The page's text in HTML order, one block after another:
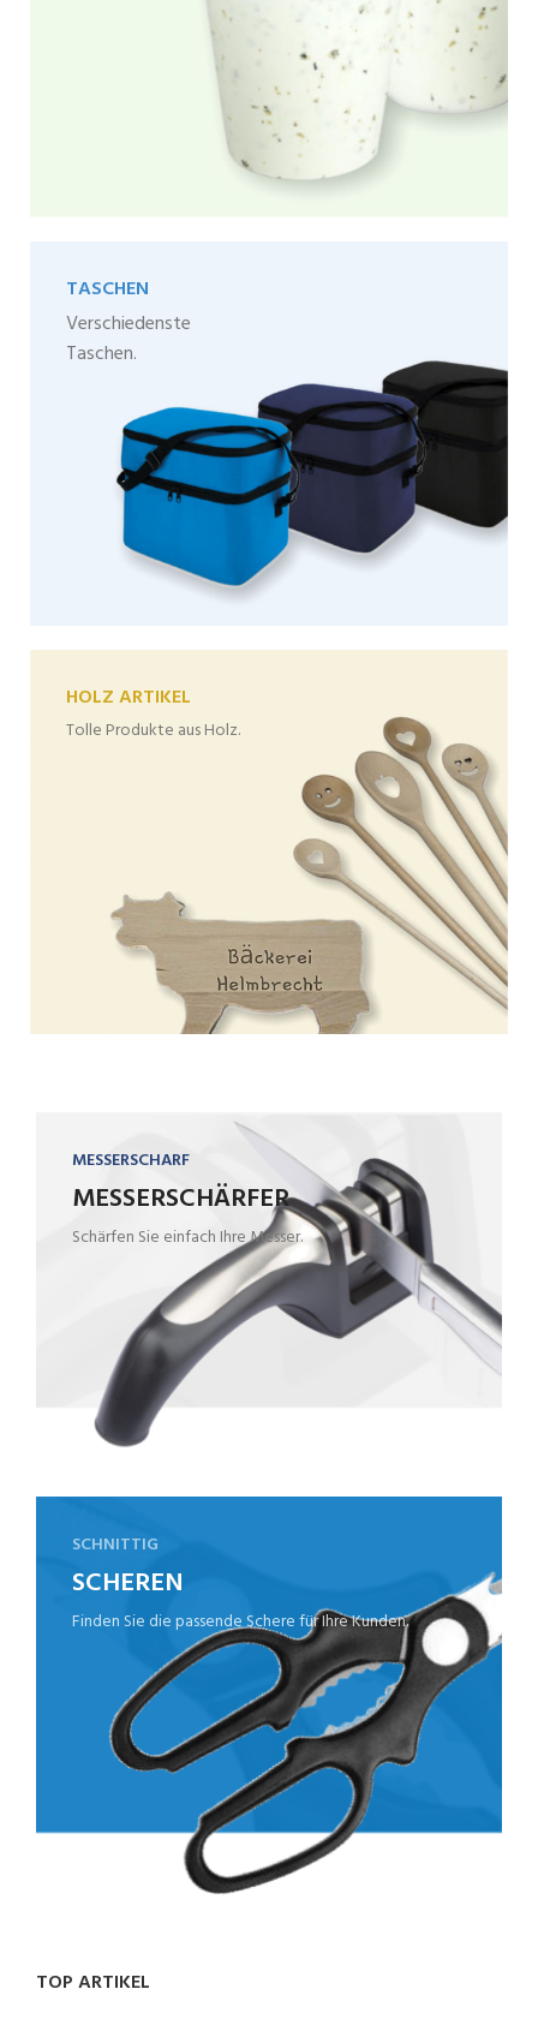
TASCHEN
Verschiedenste
Taschen.
HOLZ ARTIKEL
Tolle Produkte aus Holz.
MESSERSCHARF
MESSERSCHÄRFER
Schärfen Sie einfach Ihre Messer.
SCHNITTIG
SCHEREN
Finden Sie die passende Schere für Ihre Kunden.
TOP ARTIKEL